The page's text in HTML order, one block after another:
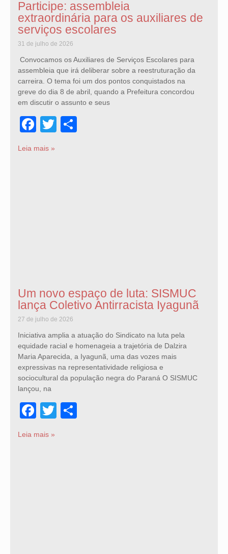
Participe: assembleia
extraordinária para os auxiliares de
serviços escolares
31 de julho de 2026
Convocamos os Auxiliares de Serviços Escolares para
assembleia que irá deliberar sobre a reestruturação da
carreira. O tema foi um dos pontos conquistados na
greve do dia 8 de abril, quando a Prefeitura concordou
em discutir o assunto e seus
Facebook
Twitter
Leia mais »
Um novo espaço de luta: SISMUC
lança Coletivo Antirracista Iyagunã
27 de julho de 2026
Iniciativa amplia a atuação do Sindicato na luta pela
equidade racial e homenageia a trajetória de Dalzira
Maria Aparecida, a Iyagunã, uma das vozes mais
expressivas na representatividade religiosa e
sociocultural da população negra do Paraná O SISMUC
lançou, na
Facebook
Twitter
Leia mais »